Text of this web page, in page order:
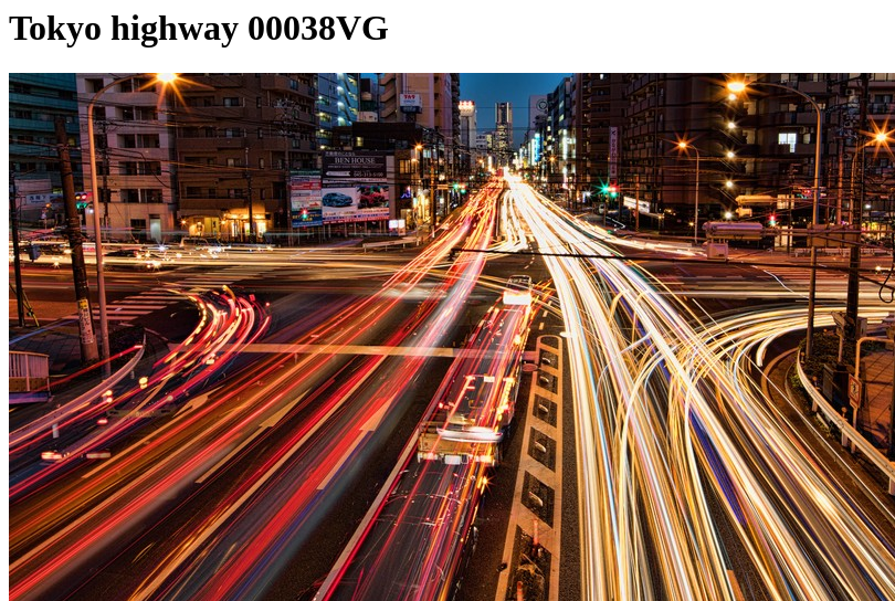
Tokyo highway 00038VG